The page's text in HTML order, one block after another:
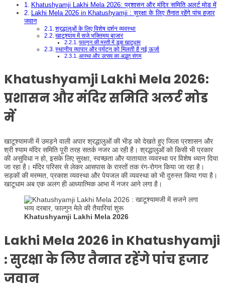
Khatushyamji Lakhi Mela 2026: प्रशासन और मंदिर समिति अलर्ट मोड में
Lakhi Mela 2026 in Khatushyamji : सुरक्षा के लिए तैनात रहेंगे पांच हजार
जवान
श्रद्धालुओं के लिए विशेष दर्शन व्यवस्था
खाटूश्याम में सजे भक्तिमय बाजार
फाल्गुन की मस्ती में डूबा खाटूधाम
स्थानीय व्यापार और पर्यटन को मिलती है नई ऊर्जा
आस्था और उत्सव का अद्भुत संगम
Khatushyamji Lakhi Mela 2026:
प्रशासन और मंदिर समिति अलर्ट मोड
में
खाटूश्यामजी में उमड़ने वाली अपार श्रद्धालुओं की भीड़ को देखते हुए जिला प्रशासन और
श्री श्याम मंदिर समिति पूरी तरह सतर्क नजर आ रही है। श्रद्धालुओं को किसी भी प्रकार
की असुविधा न हो, इसके लिए सुरक्षा, स्वच्छता और यातायात व्यवस्था पर विशेष ध्यान दिया
जा रहा है। मंदिर परिसर से लेकर आसपास के रास्तों तक रंग-रोगन किया जा रहा है।
सड़कों की मरम्मत, प्रकाश व्यवस्था और पेयजल की व्यवस्था को भी दुरुस्त किया गया है।
खाटूधाम अब एक अलग ही आध्यात्मिक आभा में नजर आने लगा है।
Khatushyamji Lakhi Mela 2026
Lakhi Mela 2026 in Khatushyamji
:सुरक्षा के लिए तैनात रहेंगे पांच हजार
जवान